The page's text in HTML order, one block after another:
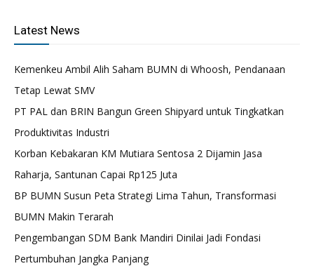
Latest News
Kemenkeu Ambil Alih Saham BUMN di Whoosh, Pendanaan
Tetap Lewat SMV
PT PAL dan BRIN Bangun Green Shipyard untuk Tingkatkan
Produktivitas Industri
Korban Kebakaran KM Mutiara Sentosa 2 Dijamin Jasa
Raharja, Santunan Capai Rp125 Juta
BP BUMN Susun Peta Strategi Lima Tahun, Transformasi
BUMN Makin Terarah
Pengembangan SDM Bank Mandiri Dinilai Jadi Fondasi
Pertumbuhan Jangka Panjang